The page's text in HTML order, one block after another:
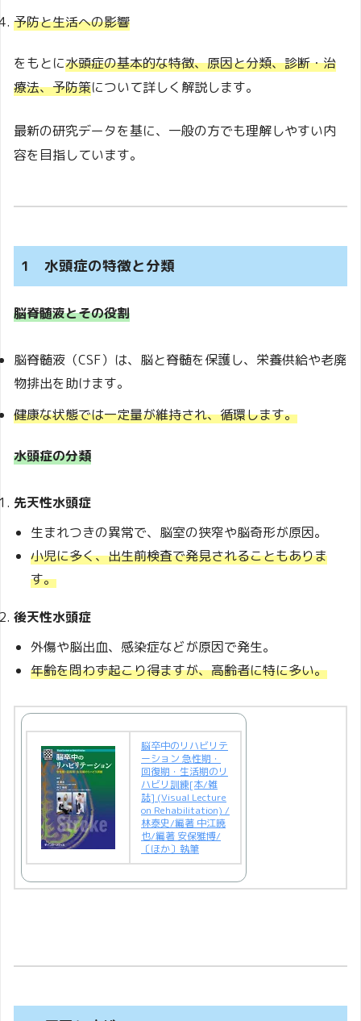
予防と生活への影響
をもとに水頭症の基本的な特徴、原因と分類、診断・治
療法、予防策について詳しく解説します。
最新の研究データを基に、一般の方でも理解しやすい内
容を目指しています。
1 水頭症の特徴と分類
脳脊髄液とその役割
脳脊髄液（CSF）は、脳と脊髄を保護し、栄養供給や老廃
物排出を助けます。
健康な状態では一定量が維持され、循環します。
水頭症の分類
先天性水頭症
生まれつきの異常で、脳室の狭窄や脳奇形が原因。
小児に多く、出生前検査で発見されることもありま
す。
後天性水頭症
外傷や脳出血、感染症などが原因で発生。
年齢を問わず起こり得ますが、高齢者に特に多い。
脳卒中のリハビリテ
ーション 急性期・
回復期・生活期のリ
ハビリ訓練[本/雑
誌] (Visual Lecture
on Rehabilitation) /
林泰史/編著 中江暁
也/編著 安保雅博/
〔ほか〕執筆